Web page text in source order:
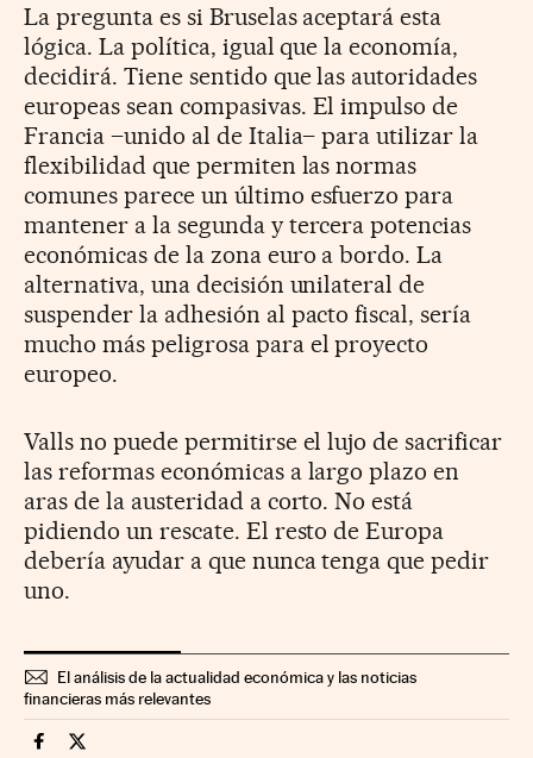
La pregunta es si Bruselas aceptará esta
lógica. La política, igual que la economía,
decidirá. Tiene sentido que las autoridades
europeas sean compasivas. El impulso de
Francia –unido al de Italia– para utilizar la
flexibilidad que permiten las normas
comunes parece un último esfuerzo para
mantener a la segunda y tercera potencias
económicas de la zona euro a bordo. La
alternativa, una decisión unilateral de
suspender la adhesión al pacto fiscal, sería
mucho más peligrosa para el proyecto
europeo.
Valls no puede permitirse el lujo de sacrificar
las reformas económicas a largo plazo en
aras de la austeridad a corto. No está
pidiendo un rescate. El resto de Europa
debería ayudar a que nunca tenga que pedir
uno.
El análisis de la actualidad económica y las noticias
financieras más relevantes
Economia Cinco Días en Facebook
Economia Cinco Días en Twitter